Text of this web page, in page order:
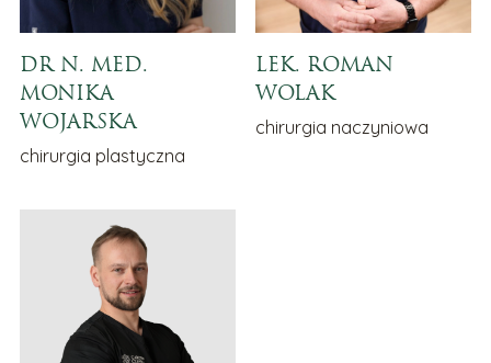
DR N. MED.
MONIKA
WOJARSKA
chirurgia plastyczna
LEK. ROMAN
WOLAK
chirurgia naczyniowa